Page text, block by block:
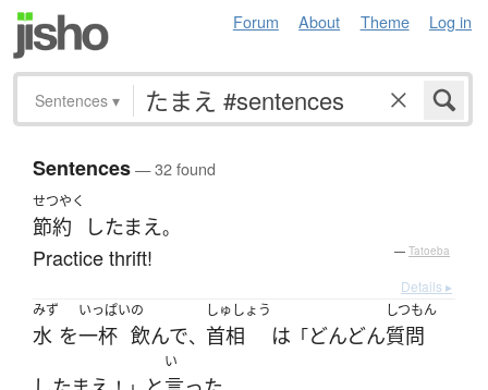
Forum About Theme Log in
Sentences ▾
Sentences— 32 found
せつやく
節約 したまえ。
Practice thrift! — Tatoeba
Details ▸
みず
水 を
いっぱい
一杯
の
飲んで、
しゅしょう
首相 は 「どんどん
しつもん
質問
い